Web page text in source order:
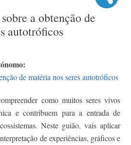
a obtenção de
autotróficos
de matéria nos seres autotróficos
como muitos seres vivos
e contribuem para a entrada de
Neste guião, vais aplicar
de experiências, gráficos e